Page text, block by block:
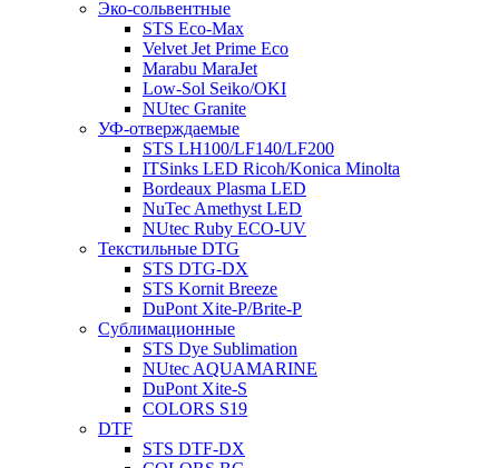
Эко-сольвентные
STS Eco-Max
Velvet Jet Prime Eco
Marabu MaraJet
Low-Sol Seiko/OKI
NUtec Granite
УФ-отверждаемые
STS LH100/LF140/LF200
ITSinks LED Ricoh/Konica Minolta
Bordeaux Plasma LED
NuTec Amethyst LED
NUtec Ruby ECO-UV
Текстильные DTG
STS DTG-DX
STS Kornit Breeze
DuPont Xite-P/Brite-P
Сублимационные
STS Dye Sublimation
NUtec AQUAMARINE
DuPont Xite-S
COLORS S19
DTF
STS DTF-DX